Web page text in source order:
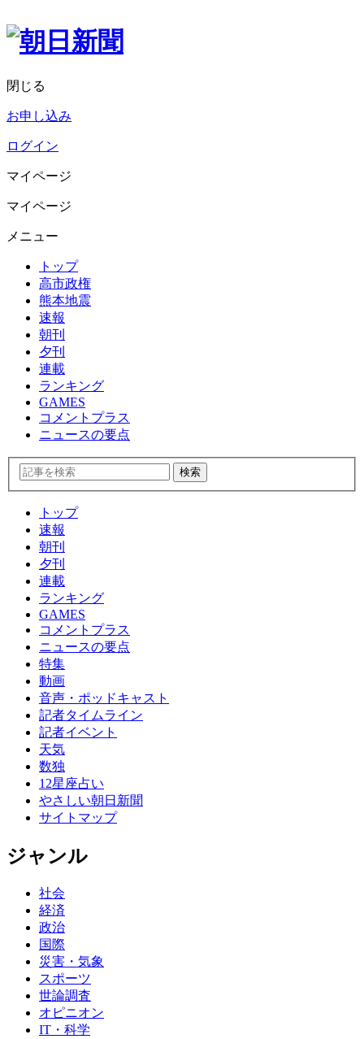
閉じる
お申し込み
ログイン
マイページ
マイページ
メニュー
トップ
高市政権
熊本地震
速報
朝刊
夕刊
連載
ランキング
GAMES
コメントプラス
ニュースの要点
トップ
速報
朝刊
夕刊
連載
ランキング
GAMES
コメントプラス
ニュースの要点
特集
動画
音声・ポッドキャスト
記者タイムライン
記者イベント
天気
数独
12星座占い
やさしい朝日新聞
サイトマップ
ジャンル
社会
経済
政治
国際
災害・気象
スポーツ
世論調査
オピニオン
IT・科学